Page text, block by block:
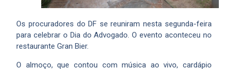
Os procuradores do DF se reuniram nesta segunda-feira
para celebrar o Dia do Advogado. O evento aconteceu no
restaurante Gran Bier.
O almoço, que contou com música ao vivo, cardápio